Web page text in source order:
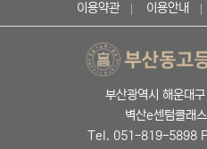
이용약관 이용안내
부산광역시 해운대
벽산e센텀클래
Tel. 051-819-5898